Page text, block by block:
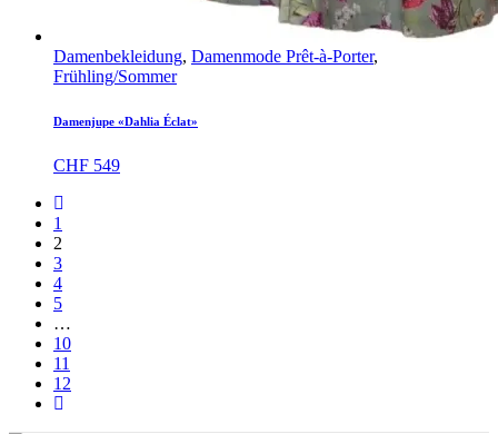
Damenbekleidung, Damenmode Prêt-à-Porter,
Frühling/Sommer
Damenjupe «Dahlia Éclat»
CHF 549
1
2
3
4
5
…
10
11
12